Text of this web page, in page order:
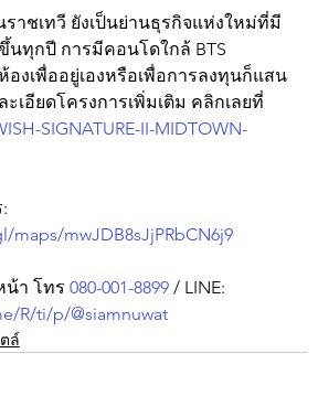
าชเทวี ยังเป็นย่านธุรกิจแห่งใหม่ที่มี
ทุกปี การมีคอนโดใกล้ BTS
องเพื่ออยู่เองหรือเพื่อการลงทุนก็แสน
เอียดโครงการเพิ่มเติม คลิกเลยที่
SIGNATURE-II-MIDTOWN-
maps/mwJDB8sJjPRbCN6j9
น้า โทร 080-001-8899 / LINE:
R/ti/p/@siamnuwat
ล์